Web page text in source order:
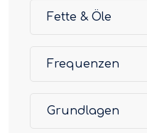
Fette & Öle
Frequenzen
Grundlagen